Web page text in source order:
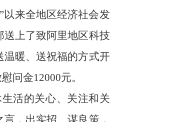
以来全地区经济社会发
上了致阿里地区科技
温暖、送祝福的方式开
问金12000元。
活的关心、关注和关
，出实招、谋良策，